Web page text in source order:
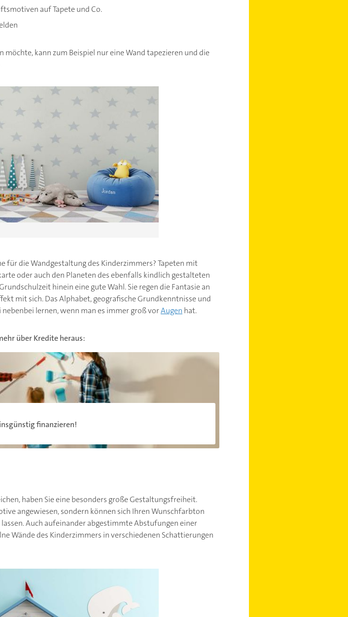
auf Tapete und Co.
kann zum Beispiel nur eine Wand tapezieren und die
für die Wandgestaltung des Kinderzimmers? Tapeten mit
oder auch den Planeten des ebenfalls kindlich gestalteten
hinein eine gute Wahl. Sie regen die Fantasie an
mit sich. Das Alphabet, geografische Grundkenntnisse und
lernen, wenn man es immer groß vorAugen hat.
über Kredite heraus:
finanzieren!
finanzieren!
haben Sie eine besonders große Gestaltungsfreiheit.
angewiesen, sondern können sich Ihren Wunschfarbton
Auch aufeinander abgestimmte Abstufungen einer
Wände des Kinderzimmers in verschiedenen Schattierungen